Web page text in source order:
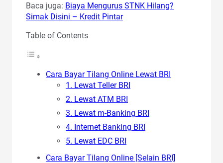
Baca juga: Biaya Mengurus STNK Hilang?
Simak Disini – Kredit Pintar
Table of Contents
Cara Bayar Tilang Online Lewat BRI
1. Lewat Teller BRI
2. Lewat ATM BRI
3. Lewat m-Banking BRI
4. Internet Banking BRI
5. Lewat EDC BRI
Cara Bayar Tilang Online [Selain BRI]